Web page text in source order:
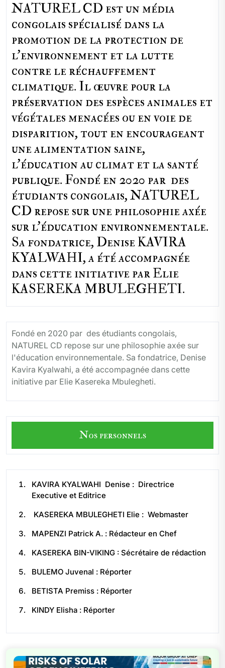
NATUREL CD est un média
congolais spécialisé dans la
promotion de la protection de
l’environnement et la lutte
contre le réchauffement
climatique. Il œuvre pour la
préservation des espèces animales et
végétales menacées ou en voie de
disparition, tout en encourageant
une alimentation saine,
l'éducation au climat et la santé
publique. Fondé en 2020 par des
étudiants congolais, NATUREL
CD repose sur une philosophie axée
sur l'éducation environnementale.
Sa fondatrice, Denise KAVIRA
KYALWAHI, a été accompagnée
dans cette initiative par Elie
KASEREKA MBULEGHETI.
Fondé en 2020 par des étudiants congolais,
NATUREL CD repose sur une philosophie axée sur
l'éducation environnementale. Sa fondatrice, Denise
Kavira Kyalwahi, a été accompagnée dans cette
initiative par Elie Kasereka Mbulegheti.
Nos personnels
KAVIRA KYALWAHI Denise : Directrice
Executive et Editrice
KASEREKA MBULEGHETI Elie : Webmaster
MAPENZI Patrick A. : Rédacteur en Chef
KASEREKA BIN-VIKING : Sécrétaire de rédaction
BULEMO Juvenal : Réporter
BETISTA Premiss : Réporter
KINDY Elisha : Réporter